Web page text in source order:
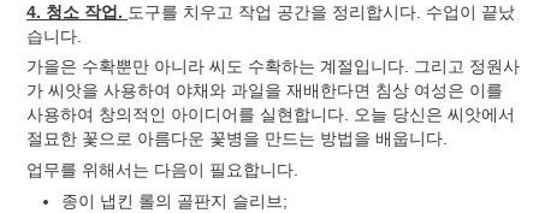
4. 청소 작업. 도구를 치우고 작업 공간을 정리합시다. 수업이 끝났
습니다.
가을은 수확뿐만 아니라 씨도 수확하는 계절입니다. 그리고 정원사
가 씨앗을 사용하여 야채와 과일을 재배한다면 침상 여성은 이를
사용하여 창의적인 아이디어를 실현합니다. 오늘 당신은 씨앗에서
절묘한 꽃으로 아름다운 꽃병을 만드는 방법을 배웁니다.
업무를 위해서는 다음이 필요합니다.
종이 냅킨 롤의 골판지 슬리브;